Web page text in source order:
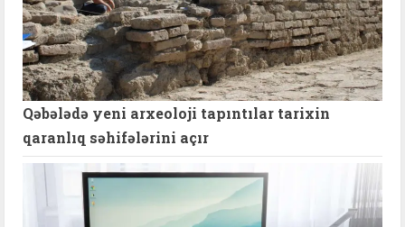
Qəbələdə yeni arxeoloji tapıntılar tarixin
qaranlıq səhifələrini açır